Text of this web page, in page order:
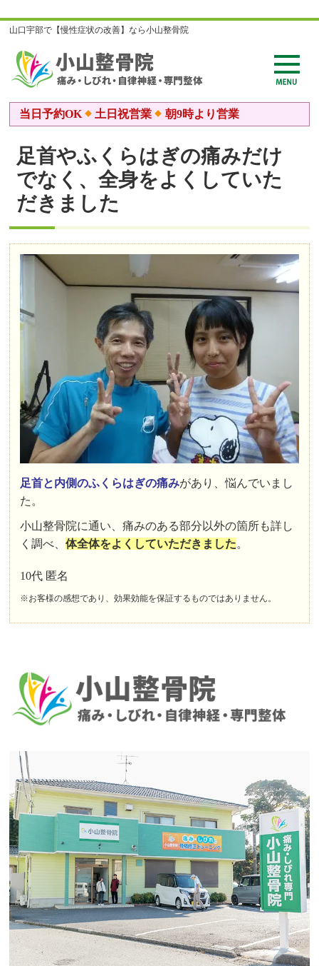
山口宇部で【慢性症状の改善】なら小山整骨院
当日予約OK 土日祝営業 朝9時より営業
足首やふくらはぎの痛みだけ
でなく、全身をよくしていた
だきました
足首と内側のふくらはぎの痛みがあり、悩んでいまし
た。
小山整骨院に通い、痛みのある部分以外の箇所も詳し
く調べ、体全体をよくしていただきました。
10代 匿名
※お客様の感想であり、効果効能を保証するものではありません。